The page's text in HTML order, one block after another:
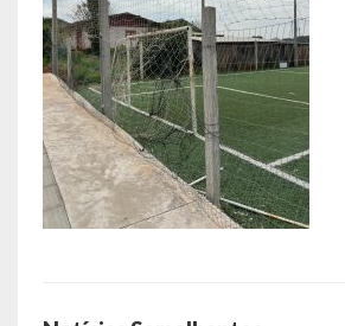
Conselhos Municipais
Secretarias
Administração, Fazenda e Planejamento
Desenvolvimento Econômico